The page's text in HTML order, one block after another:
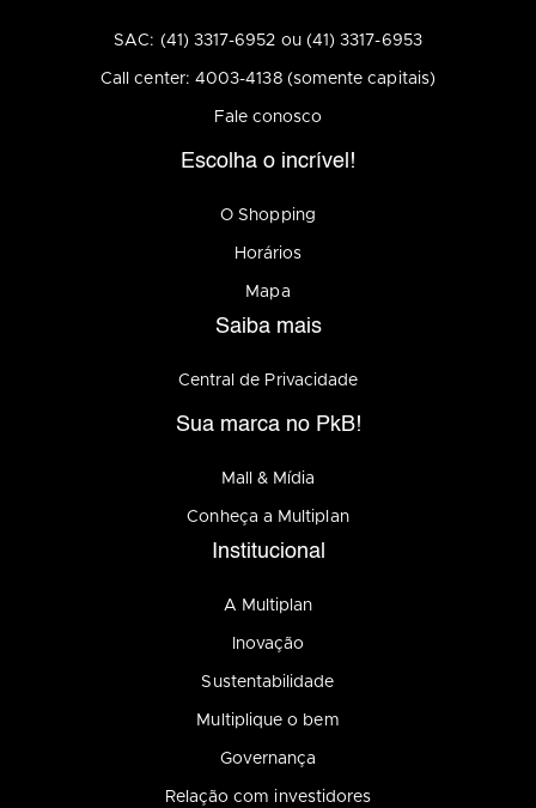
SAC: (41) 3317-6952 ou (41) 3317-6953
Call center: 4003-4138 (somente capitais)
Fale conosco
Escolha o incrível!
O Shopping
Horários
Mapa
Saiba mais
Central de Privacidade
Sua marca no PkB!
Mall & Mídia
Conheça a Multiplan
Institucional
A Multiplan
Inovação
Sustentabilidade
Multiplique o bem
Governança
Relação com investidores